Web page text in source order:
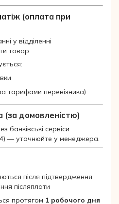
(оплата при
у відділенні
товар
тарифами перевізника)
(за домовленістю)
сервіси
— уточнюйте у менеджера.
після підтвердження
післяплати
протягом 1 робочого дня